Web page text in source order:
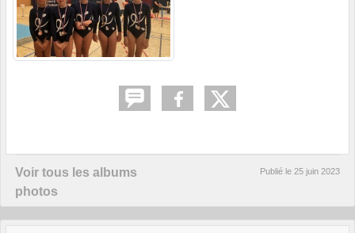
Voir tous les albums
photos
Publié le 25 juin 2023